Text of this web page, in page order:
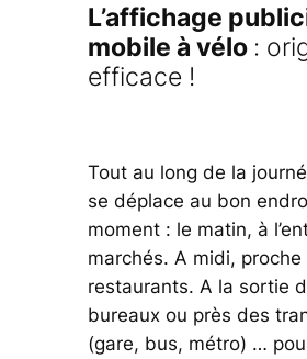
L’affichage
mobile à vélo :
efficace !
Tout au long de la
se déplace au bon
moment : le matin, à
marchés. A midi, proche
restaurants. A la sortie
bureaux ou près des
(gare, bus, métro) …